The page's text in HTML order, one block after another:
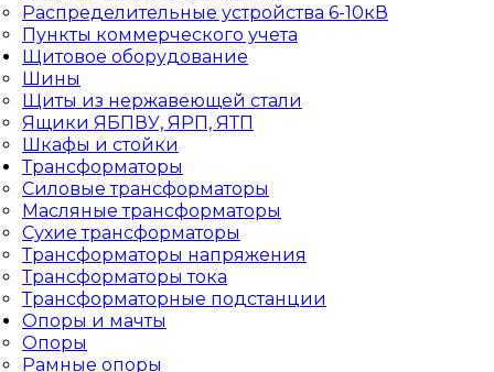
Распределительные устройства 6-10кВ
Пункты коммерческого учета
Щитовое оборудование
Шины
Щиты из нержавеющей стали
Ящики ЯБПВУ, ЯРП, ЯТП
Шкафы и стойки
Трансформаторы
Силовые трансформаторы
Масляные трансформаторы
Сухие трансформаторы
Трансформаторы напряжения
Трансформаторы тока
Трансформаторные подстанции
Опоры и мачты
Опоры
Рамные опоры